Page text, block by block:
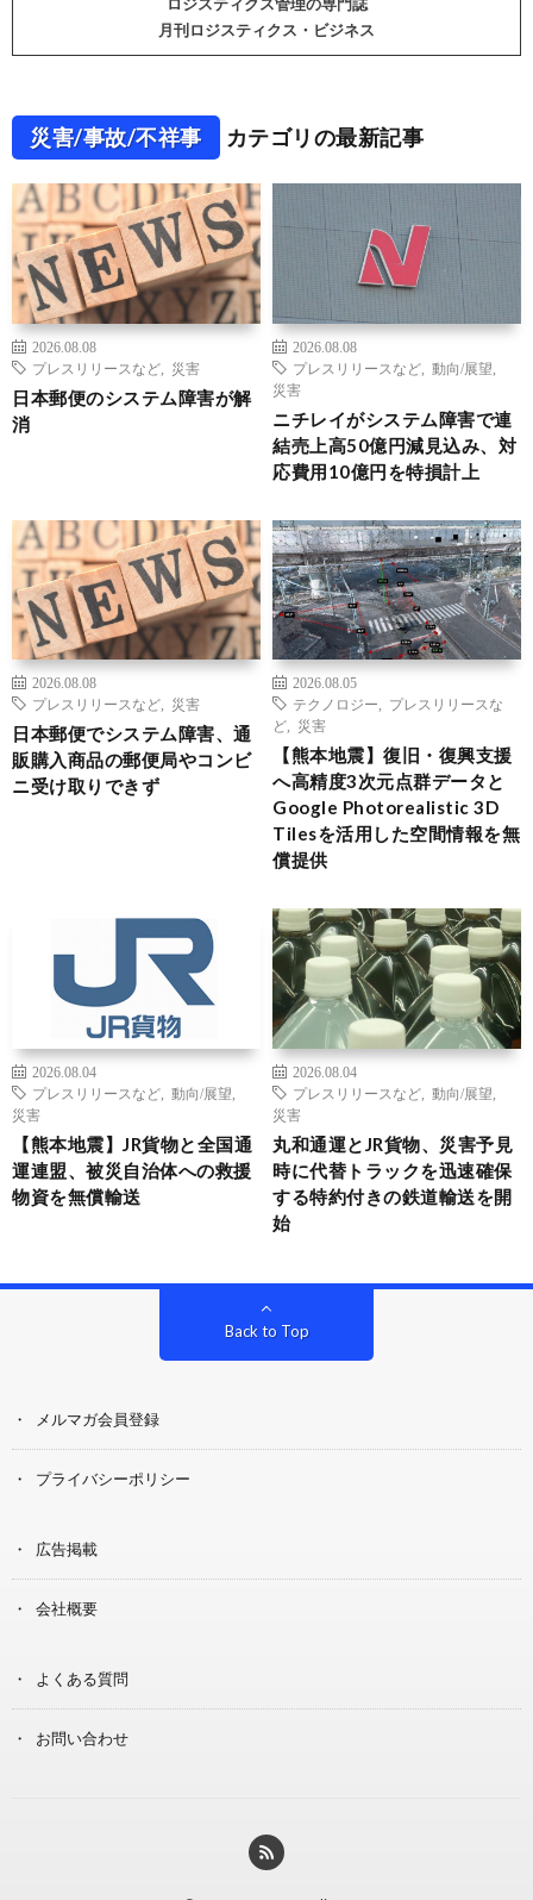
月刊ロジスティクス・ビジネス
災害/事故/不祥事 カテゴリの最新記事
2026.08.08
プレスリリースなど
災害
日本郵便のシステム障害が解
消
2026.08.08
プレスリリースなど
動向/展望
災害
ニチレイがシステム障害で連
結売上高50億円減見込み、対
応費用10億円を特損計上
2026.08.08
プレスリリースなど
災害
日本郵便でシステム障害、通
販購入商品の郵便局やコンビ
ニ受け取りできず
2026.08.05
テクノロジー
プレスリリースな
ど
災害
【熊本地震】復旧・復興支援
へ高精度3次元点群データと
Google Photorealistic 3D
Tilesを活用した空間情報を無
償提供
2026.08.04
プレスリリースなど
動向/展望
災害
【熊本地震】JR貨物と全国通
運連盟、被災自治体への救援
物資を無償輸送
2026.08.04
プレスリリースなど
動向/展望
災害
丸和通運とJR貨物、災害予見
時に代替トラックを迅速確保
する特約付きの鉄道輸送を開
始
Back to Top
メルマガ会員登録
プライバシーポリシー
広告掲載
会社概要
よくある質問
お問い合わせ